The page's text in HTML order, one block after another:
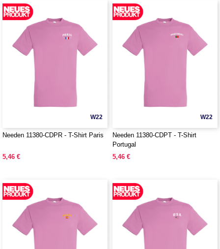
W22
Needen 11380-CDPR - T-Shirt Paris
5,46 €
W22
Needen 11380-CDPT - T-Shirt
Portugal
5,46 €